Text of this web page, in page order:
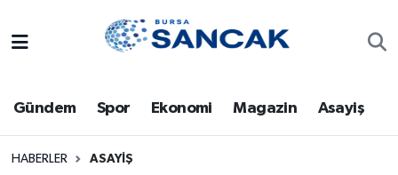
Gündem Spor Ekonomi Magazin Asayiş
HABERLER ASAYIŞ
Bursa
Dünya
Trafik Durumu
Süper Lig Puan Durumu ve Fikstür